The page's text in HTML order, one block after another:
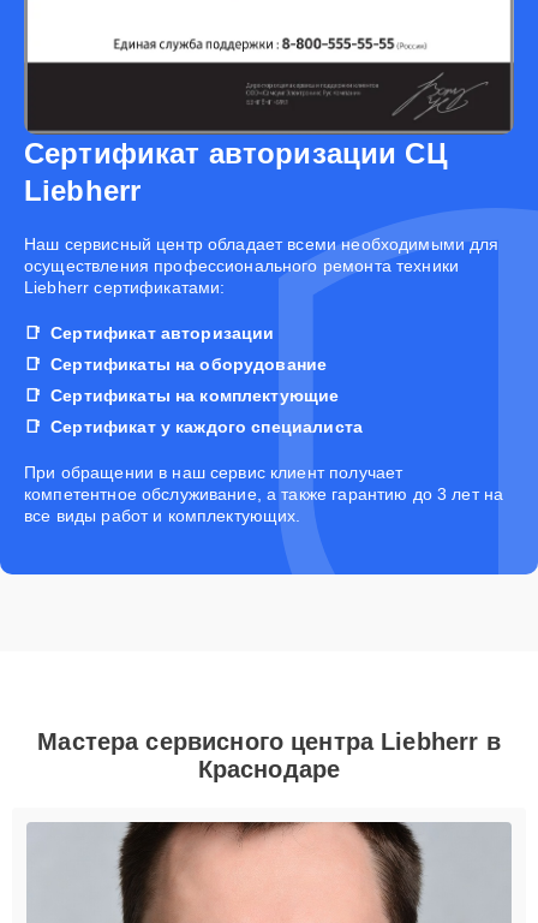
Сертификат авторизации СЦ
Liebherr
Наш сервисный центр обладает всеми необходимыми для
осуществления профессионального ремонта техники
Liebherr сертификатами:
Сертификат авторизации
Сертификаты на оборудование
Сертификаты на комплектующие
Сертификат у каждого специалиста
При обращении в наш сервис клиент получает
компетентное обслуживание, а также гарантию до 3 лет на
все виды работ и комплектующих.
Мастера сервисного центра Liebherr в
Краснодаре